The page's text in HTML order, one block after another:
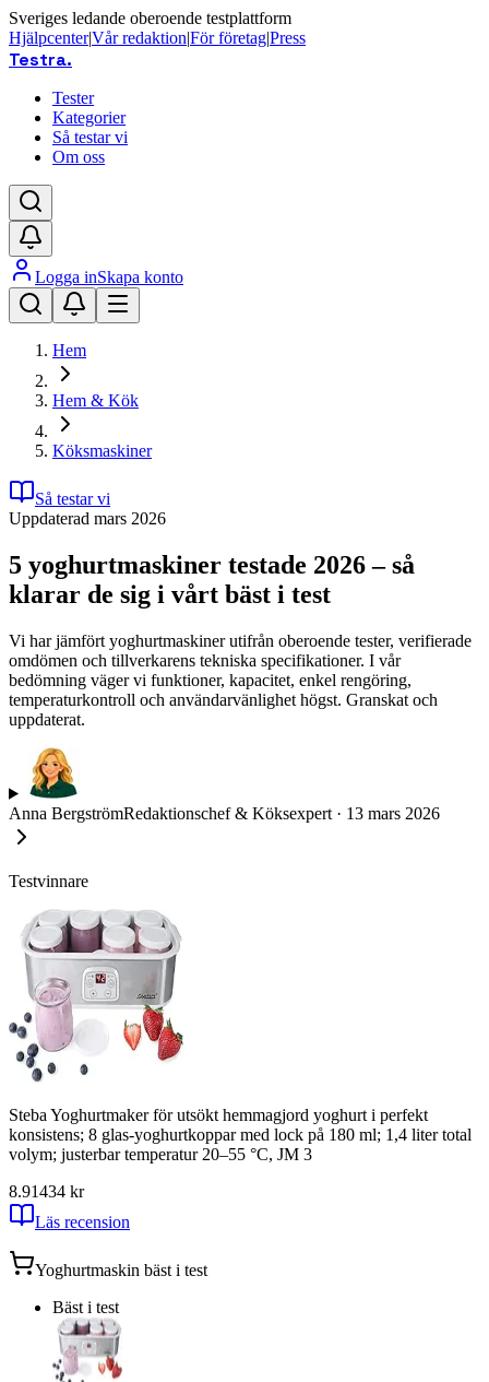
Sveriges ledande oberoende testplattform
Hjälpcenter|Vår redaktion|För företag|Press
Testra.
Tester
Kategorier
Så testar vi
Om oss
Logga inSkapa konto
Hem
Hem & Kök
Köksmaskiner
Så testar vi
Uppdaterad mars 2026
5 yoghurtmaskiner testade 2026 – så
klarar de sig i vårt bäst i test
Vi har jämfört yoghurtmaskiner utifrån oberoende tester, verifierade
omdömen och tillverkarens tekniska specifikationer. I vår
bedömning väger vi funktioner, kapacitet, enkel rengöring,
temperaturkontroll och användarvänlighet högst. Granskat och
uppdaterat.
Anna BergströmRedaktionschef & Köksexpert · 13 mars 2026
Testvinnare
Steba Yoghurtmaker för utsökt hemmagjord yoghurt i perfekt
konsistens; 8 glas-yoghurtkoppar med lock på 180 ml; 1,4 liter total
volym; justerbar temperatur 20–55 °C, JM 3
8.91434 kr
Läs recension
Yoghurtmaskin bäst i test
Bäst i test